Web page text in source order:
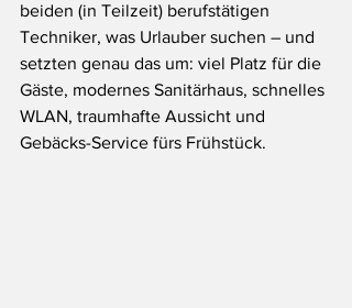
beiden (in Teilzeit) berufstätigen
Techniker, was Urlauber suchen – und
setzten genau das um: viel Platz für die
Gäste, modernes Sanitärhaus, schnelles
WLAN, traumhafte Aussicht und
Gebäcks-Service fürs Frühstück.